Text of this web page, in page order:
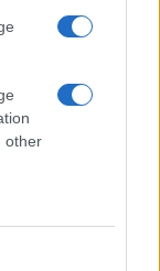
other